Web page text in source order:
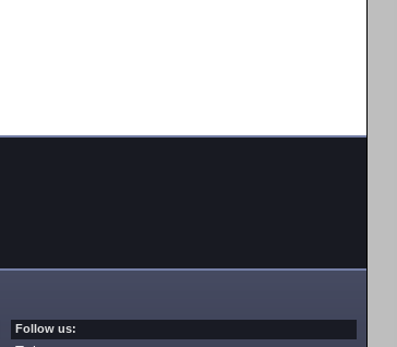
Follow us: